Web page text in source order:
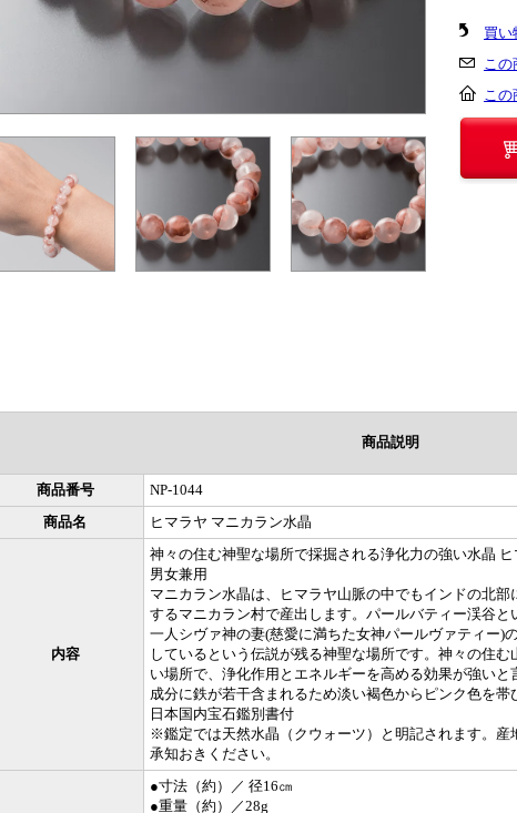
買い
この
この
商品説明
商品番号
NP-1044
商品名
ヒマラヤ マニカラン水晶
内容
神々の住む神聖な場所で採掘される浄化力の強い水晶
男女兼用
マニカラン水晶は、ヒマラヤ山脈の中でもインドの北
するマニカラン村で産出します。パールバティー渓谷
一人シヴァ神の妻(慈愛に満ちた女神パールヴァティー)
しているという伝説が残る神聖な場所です。神々の住
い場所で、浄化作用とエネルギーを高める効果が強い
成分に鉄が若干含まれるため淡い褐色からピンク色を
日本国内宝石鑑別書付
※鑑定では天然水晶（クウォーツ）と明記されます。
承知おきください。
●寸法（約）／ 径16㎝
●重量（約）／28g